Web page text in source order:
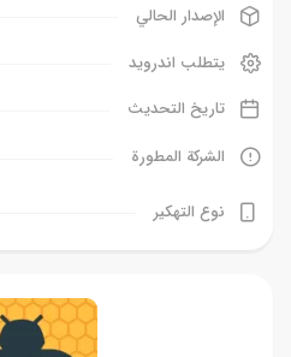
الإصدار الحالي
يتطلب اندرويد
تاريخ التحديث
الشركة المطورة
نوع التهكير